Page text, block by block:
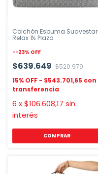
Colchón Espuma Suavestar
Relax 1½ Plaza
--23% OFF
$639.649 $520.979
$543.701,65
6 x$106.608,17 sin
interés